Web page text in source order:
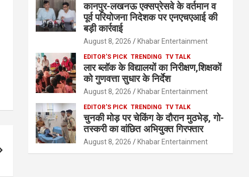
कानपुर-लखनऊ एक्सप्रेसवे के वर्तमान व
पूर्व परियोजना निदेशक पर एनएचएआई की
बड़ी कार्रवाई
August 8, 2026 Khabar Entertainment
EDITOR'S PICK TRENDING TV TALK
लार ब्लॉक के विद्यालयों का निरीक्षण,शिक्षकों
को गुणवत्ता सुधार के निर्देश
August 8, 2026 Khabar Entertainment
EDITOR'S PICK TRENDING TV TALK
चुनकी मोड़ पर चेकिंग के दौरान मुठभेड़, गो-
तस्करी का वांछित अभियुक्त गिरफ्तार
August 8, 2026 Khabar Entertainment